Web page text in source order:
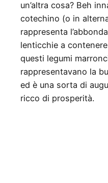
un’altra cosa? Beh
cotechino (o in
rappresenta
lenticchie a
questi legumi
rappresentavano la
ed è una sorta di
ricco di prosperità.